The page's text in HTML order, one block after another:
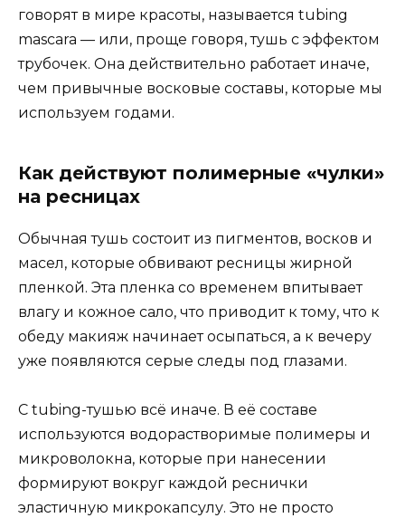
говорят в мире красоты, называется tubing
mascara — или, проще говоря, тушь с эффектом
трубочек. Она действительно работает иначе,
чем привычные восковые составы, которые мы
используем годами.
Как действуют полимерные «чулки»
на ресницах
Обычная тушь состоит из пигментов, восков и
масел, которые обвивают ресницы жирной
пленкой. Эта пленка со временем впитывает
влагу и кожное сало, что приводит к тому, что к
обеду макияж начинает осыпаться, а к вечеру
уже появляются серые следы под глазами.
С tubing-тушью всё иначе. В её составе
используются водорастворимые полимеры и
микроволокна, которые при нанесении
формируют вокруг каждой реснички
эластичную микрокапсулу. Это не просто